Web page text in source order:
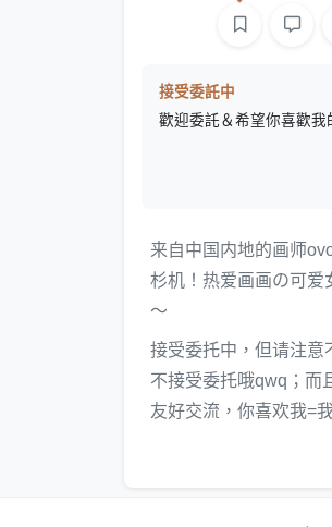
接受委託中
歡迎委託＆希望你喜歡我
来自中国内地的画师
杉机！热爱画画の可爱
～
接受委托中，但请注意
不接受委托哦qwq；而
友好交流，你喜欢我=